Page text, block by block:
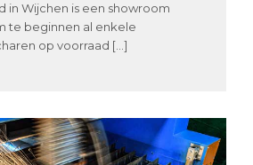
in Wijchen is een showroom
te beginnen al enkele
op voorraad […]